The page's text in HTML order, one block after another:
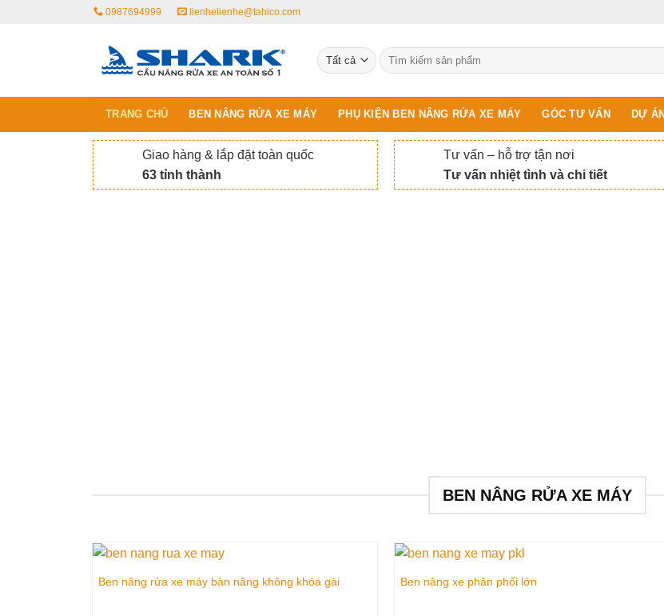
0987694999 lienhelienhe@tahico.com
Tìm
kiếm:
TRANG CHỦ BEN NÂNG RỬA XE MÁY PHỤ KIỆN BEN NÂNG RỬA XE MÁY GÓC TƯ VẤN DỰ
Giao hàng & lắp đặt toàn quốc
63 tỉnh thành
Tư vấn – hỗ trợ tận nơi
Tư vấn nhiệt tình và chi tiết
BEN NÂNG RỬA XE MÁY
Ben nâng rửa xe máy bàn nâng không khóa gài Ben nâng xe phân phối lớn